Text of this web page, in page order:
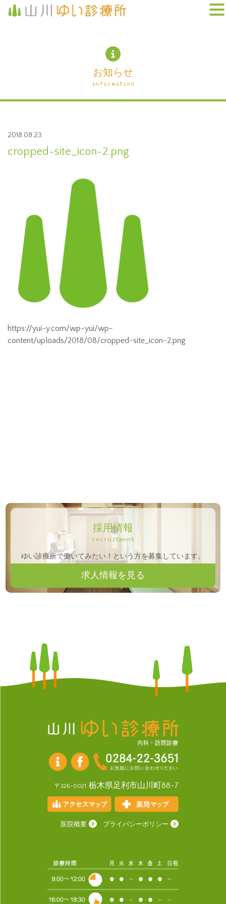
お知らせ
information
2018.08.23
cropped-site_icon-2.png
https://yui-y.com/wp-yui/wp-
content/uploads/2018/08/cropped-site_icon-2.png
採用情報
recruitment
ゆい診療所で働いてみたい！という方を募集しています。
求人情報を見る
〒326-0021 栃木県足利市山川町88-7
プライバシーポリシー
医院概要